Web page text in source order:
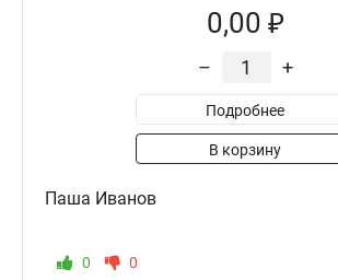
0,00 ₽
– +
Подробнее
В корзину
Паша Иванов
0 0